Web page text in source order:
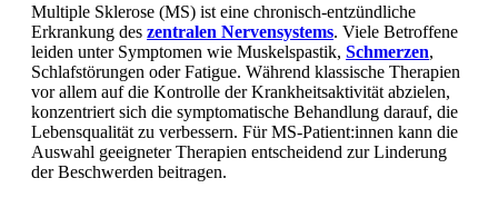
Multiple Sklerose (MS) ist eine chronisch-entzündliche
Erkrankung des zentralen Nervensystems. Viele Betroffene
leiden unter Symptomen wie Muskelspastik, Schmerzen,
Schlafstörungen oder Fatigue. Während klassische Therapien
vor allem auf die Kontrolle der Krankheitsaktivität abzielen,
konzentriert sich die symptomatische Behandlung darauf, die
Lebensqualität zu verbessern. Für MS-Patient:innen kann die
Auswahl geeigneter Therapien entscheidend zur Linderung
der Beschwerden beitragen.